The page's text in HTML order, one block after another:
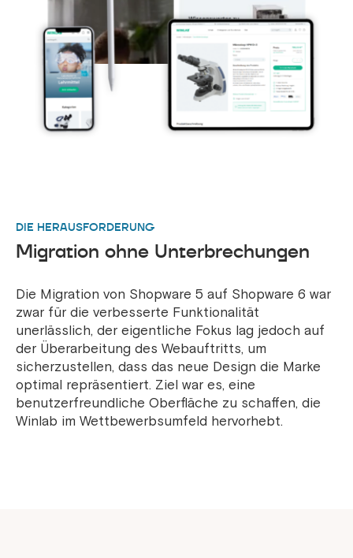
DIE HERAUSFORDERUNG
Migration ohne Unterbrechungen
Die Migration von Shopware 5 auf Shopware 6 war
zwar für die verbesserte Funktionalität
unerlässlich, der eigentliche Fokus lag jedoch auf
der Überarbeitung des Webauftritts, um
sicherzustellen, dass das neue Design die Marke
optimal repräsentiert. Ziel war es, eine
benutzerfreundliche Oberfläche zu schaffen, die
Winlab im Wettbewerbsumfeld hervorhebt.